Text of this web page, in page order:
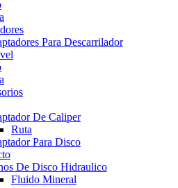
Para Descarrilador
De Caliper
Ruta
Para Disco
De Disco Hidraulico
Fluido Mineral